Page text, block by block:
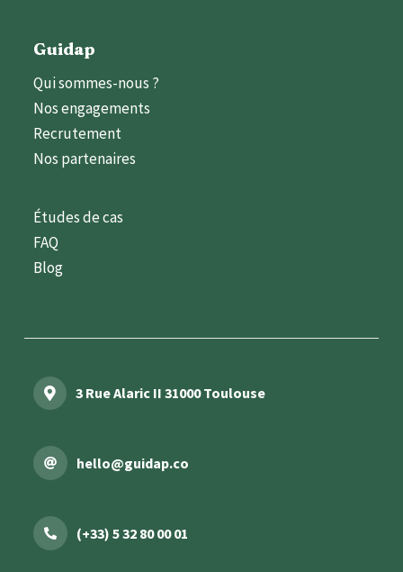
Guidap
Qui sommes-nous ?
Nos engagements
Recrutement
Nos partenaires
Études de cas
FAQ
Blog
3 Rue Alaric II 31000 Toulouse
hello@guidap.co
(+33) 5 32 80 00 01